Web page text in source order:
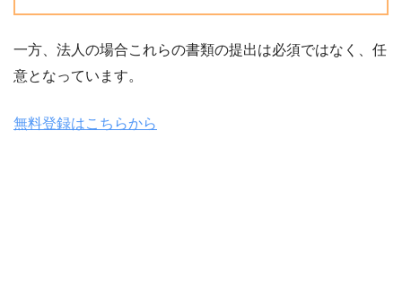
一方、法人の場合これらの書類の提出は必須ではなく、任
意となっています。
無料登録はこちらから